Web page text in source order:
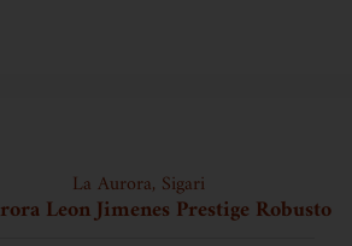
La Aurora, Sigari
Leon Jimenes Prestige Robusto